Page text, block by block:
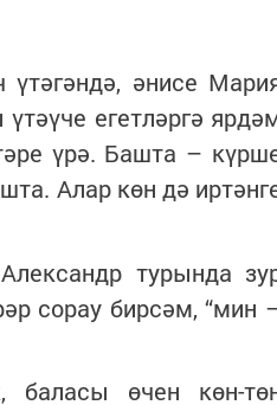
әнисе
егетләргә
үрә. Башта –
Алар көн дә
турында
сорау бирсәм, “мин
баласы өчен көн-